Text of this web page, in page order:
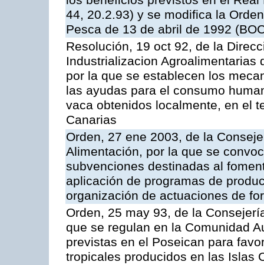
44, 20.2.93) y se modifica la
Pesca de 13 de abril de 1992
Resolución, 19 oct 92, de la
Industrializacion Agroalimentarias
por la que se establecen los
las ayudas para el consumo
vaca obtenidos localmente, en el
Canarias
Orden, 27 ene 2003, de la
Alimentación, por la que se
subvenciones destinadas al
aplicación de programas de
organización de actuaciones de
Orden, 25 may 93, de la
que se regulan en la Comunidad
previstas en el Poseican para
tropicales producidos en las Islas